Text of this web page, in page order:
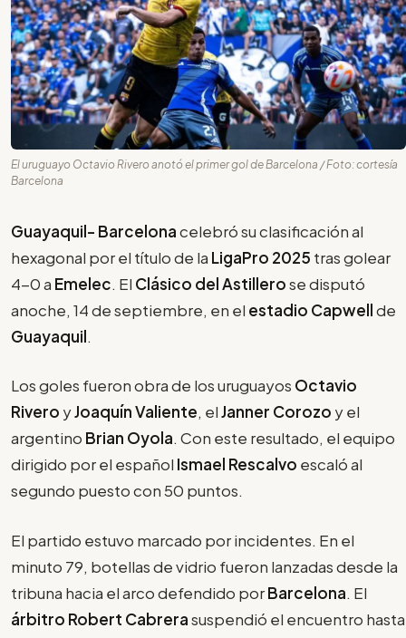
El uruguayo Octavio Rivero anotó el primer gol de Barcelona / Foto: cortesía
Barcelona
Guayaquil- Barcelonacelebró su clasificación al
hexagonal por el título de la LigaPro 2025 tras golear
4-0 a Emelec. El Clásico del Astillerose disputó
anoche, 14 de septiembre, en el estadio Capwellde
Guayaquil.
Los goles fueron obra de los uruguayos Octavio
Rivero yJoaquín Valiente, elJanner Corozo y el
argentino Brian Oyola. Con este resultado, el equipo
dirigido por el español Ismael Rescalvo escaló al
segundo puesto con 50 puntos.
El partido estuvo marcado por incidentes. En el
minuto 79, botellas de vidrio fueron lanzadas desde la
tribuna hacia el arco defendido porBarcelona. El
árbitro Robert Cabrerasuspendió el encuentro hasta